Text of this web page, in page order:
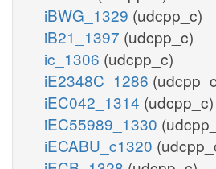
iBWG_1329 (udcpp_c)
iB21_1397 (udcpp_c)
ic_1306 (udcpp_c)
iE2348C_1286
iEC042_1314 (udcpp_c)
iEC55989_1330
iECABU_c1320